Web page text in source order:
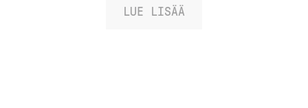
LUE LISÄÄ